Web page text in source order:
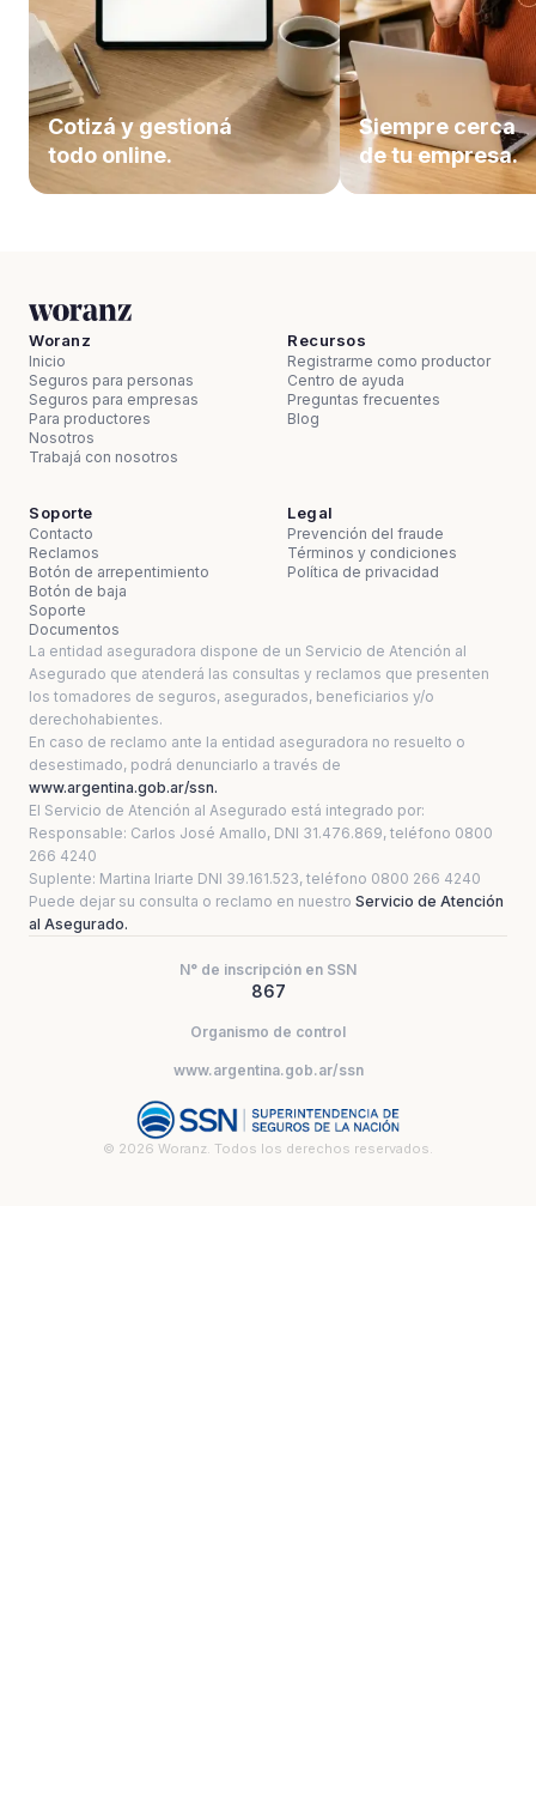
Cotizá y gestioná
todo online.
Siempre cerca
de tu empresa.
Woranz
Inicio
Seguros para personas
Seguros para empresas
Para productores
Nosotros
Trabajá con nosotros
Recursos
Registrarme como productor
Centro de ayuda
Preguntas frecuentes
Blog
Soporte
Contacto
Reclamos
Botón de arrepentimiento
Botón de baja
Soporte
Documentos
Legal
Prevención del fraude
Términos y condiciones
Política de privacidad
La entidad aseguradora dispone de un Servicio de Atención al
Asegurado que atenderá las consultas y reclamos que presenten
los tomadores de seguros, asegurados, beneficiarios y/o
derechohabientes.
En caso de reclamo ante la entidad aseguradora no resuelto o
desestimado, podrá denunciarlo a través de
www.argentina.gob.ar/ssn.
El Servicio de Atención al Asegurado está integrado por:
Responsable: Carlos José Amallo, DNI 31.476.869, teléfono 0800
266 4240
Suplente: Martina Iriarte DNI 39.161.523, teléfono 0800 266 4240
Puede dejar su consulta o reclamo en nuestro Servicio de Atención
al Asegurado.
N° de inscripción en SSN
867
Organismo de control
www.argentina.gob.ar/ssn
© 2026 Woranz. Todos los derechos reservados.